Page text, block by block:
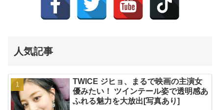
人気記事
TWICE ジヒョ、まるで映画の主演女
優みたい！ ツインテール姿で透明感あ
ふれる魅力を大放出[写真あり]